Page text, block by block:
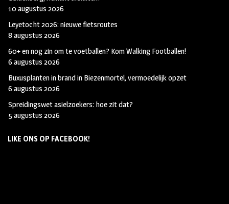
10 augustus 2026
Leyetocht 2026: nieuwe fietsroutes
8 augustus 2026
60+ en nog zin om te voetballen? Kom Walking Footballen!
6 augustus 2026
Buxusplanten in brand in Biezenmortel, vermoedelijk opzet
6 augustus 2026
Spreidingswet asielzoekers: hoe zit dat?
5 augustus 2026
LIKE ONS OP FACEBOOK!